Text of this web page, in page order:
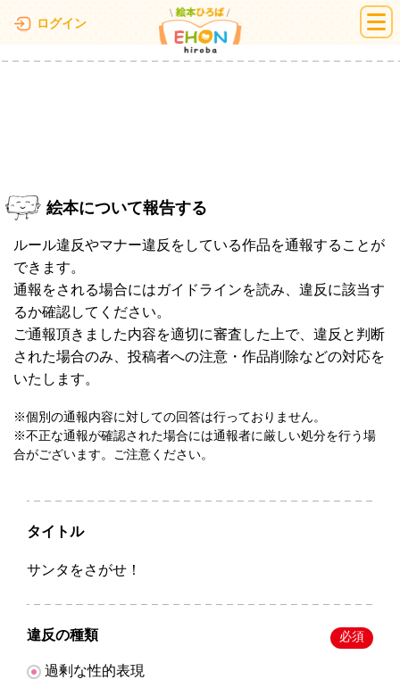
ログイン 絵本ひろば
絵本について報告する
ルール違反やマナー違反をしている作品を通報することが
できます。
通報をされる場合にはガイドラインを読み、違反に該当す
るか確認してください。
ご通報頂きました内容を適切に審査した上で、違反と判断
された場合のみ、投稿者への注意・作品削除などの対応を
いたします。
※個別の通報内容に対しての回答は行っておりません。
※不正な通報が確認された場合には通報者に厳しい処分を行う場
合がございます。ご注意ください。
タイトル
サンタをさがせ！
違反の種類 必須
過剰な性的表現